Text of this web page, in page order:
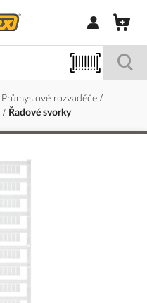
Přihlásit/
Průmyslové rozvaděče
Řadové svorky